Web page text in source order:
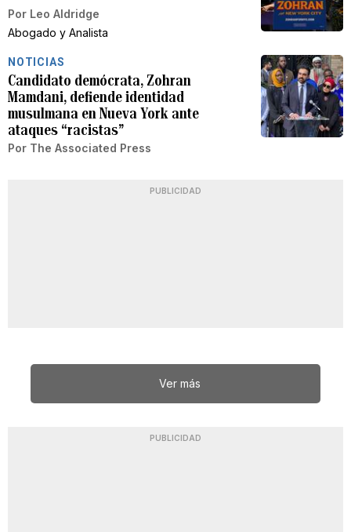
Por Leo Aldridge
Abogado y Analista
NOTICIAS
Candidato demócrata, Zohran
Mamdani, defiende identidad
musulmana en Nueva York ante
ataques “racistas”
Por The Associated Press
PUBLICIDAD
Ver más
PUBLICIDAD